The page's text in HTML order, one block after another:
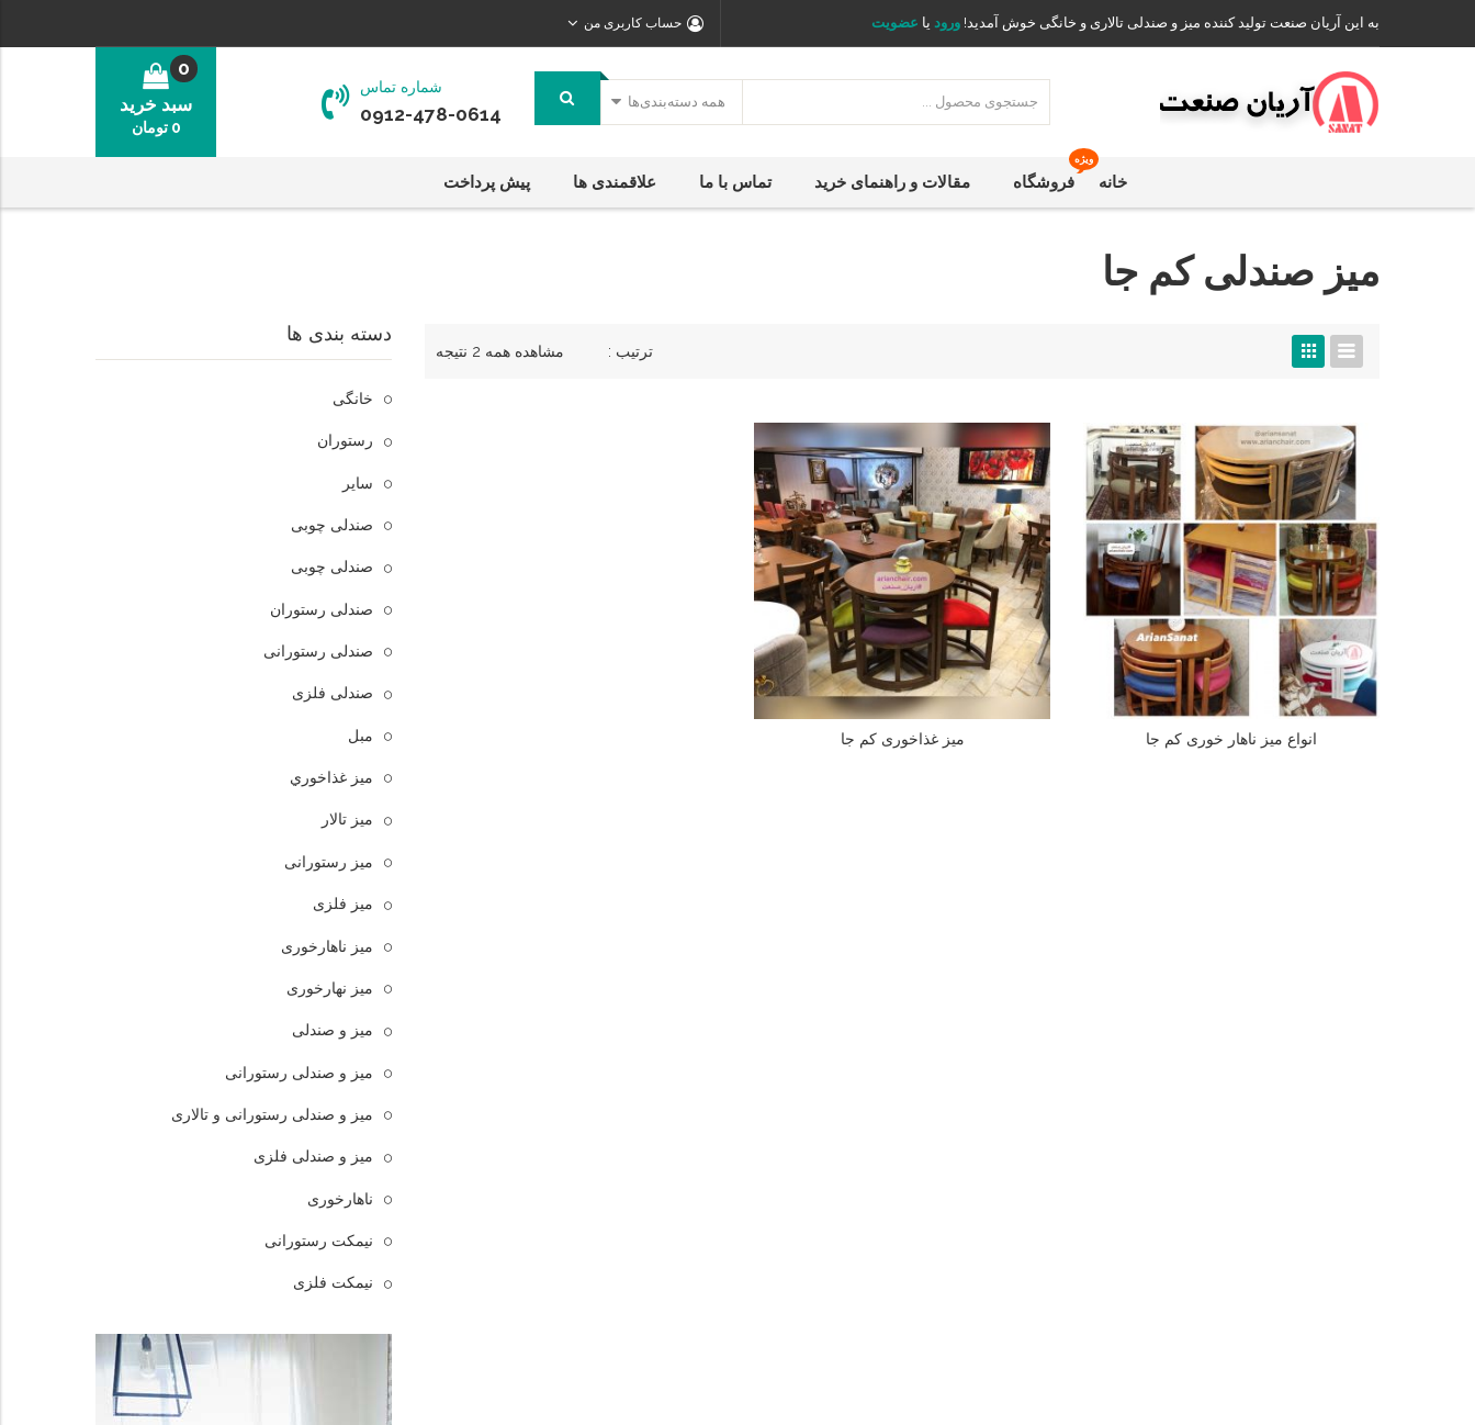
به این آریان صنعت تولید کننده میز و صندلی تالاری و خانگی خوش آمدید! ورود یا عضویت حساب کاربری من
همه دسته‌بندی‌ها
شماره تماس
0912-478-0614 سبد خرید
0
0 تومان
خانه فروشگاه
ویژه
مقالات و راهنمای خرید تماس با ما علاقمندی ها پیش پرداخت
میز صندلی کم جا
دسته بندی ها
خانگی
رستوران
سایر
صندلی چوبی
صندلی چوبی
صندلی رستوران
صندلی رستورانی
صندلی فلزی
مبل
ميز غذاخوري
میز تالار
میز رستورانی
میز فلزی
میز ناهارخوری
میز نهارخوری
میز و صندلی
میز و صندلی رستورانی
میز و صندلی رستورانی و تالاری
میز و صندلی فلزی
ناهارخوری
نیمکت رستورانی
نیمکت فلزی
مشاهده همه 2 نتیجه ترتیب :
انواع میز ناهار خوری کم جا
اطلاعات بیشتر میز غذاخوری کم جا
اطلاعات بیشتر